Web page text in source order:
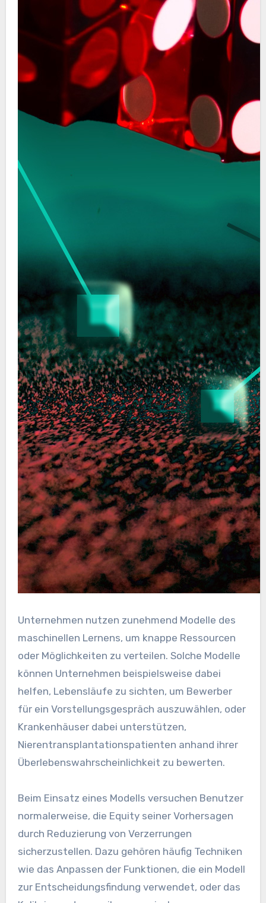
Unternehmen nutzen zunehmend Modelle des
maschinellen Lernens, um knappe Ressourcen
oder Möglichkeiten zu verteilen. Solche Modelle
können Unternehmen beispielsweise dabei
helfen, Lebensläufe zu sichten, um Bewerber
für ein Vorstellungsgespräch auszuwählen, oder
Krankenhäuser dabei unterstützen,
Nierentransplantationspatienten anhand ihrer
Überlebenswahrscheinlichkeit zu bewerten.
Beim Einsatz eines Modells versuchen Benutzer
normalerweise, die Equity seiner Vorhersagen
durch Reduzierung von Verzerrungen
sicherzustellen. Dazu gehören häufig Techniken
wie das Anpassen der Funktionen, die ein Modell
zur Entscheidungsfindung verwendet, oder das